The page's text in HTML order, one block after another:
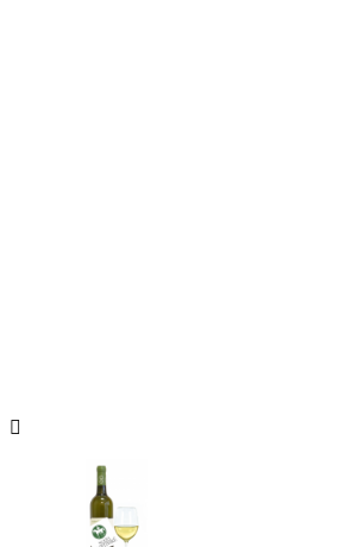
